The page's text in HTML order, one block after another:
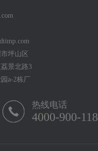
坪山区
景北路3
a-2栋厂
热线电话
4000-900-118